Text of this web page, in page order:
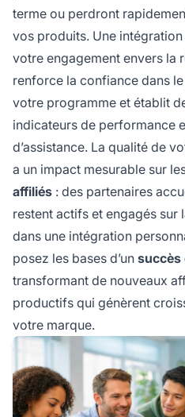
terme ou perdront
vos produits. Une
votre engagement envers la
renforce la confiance dans
votre programme et établit
indicateurs de performance
d’assistance. La qualité de
a un impact mesurable sur
affiliés : des partenaires
restent actifs et engagés sur
dans une intégration
posez les bases d’un succès
transformant de nouveaux
productifs qui génèrent
votre marque.